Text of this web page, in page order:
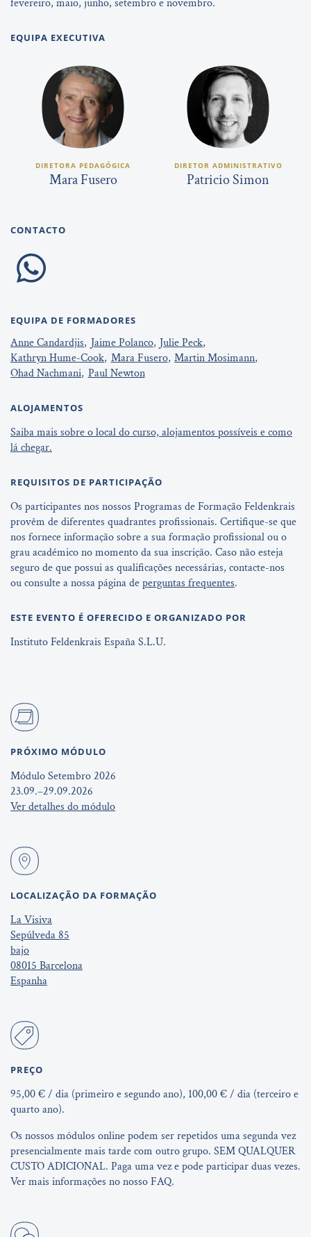
fevereiro, maio, junho, setembro e novembro.
EQUIPA EXECUTIVA
DIRETORA PEDAGÓGICA
Mara Fusero
DIRETOR ADMINISTRATIVO
Patricio Simon
CONTACTO
EQUIPA DE FORMADORES
Anne Candardjis Jaime Polanco Julie Peck
Kathryn Hume-Cook Mara Fusero Martin Mosimann
Ohad Nachmani Paul Newton
ALOJAMENTOS
Saiba mais sobre o local do curso, alojamentos possíveis e como
lá chegar.
REQUISITOS DE PARTICIPAÇÃO
Os participantes nos nossos Programas de Formação Feldenkrais
provêm de diferentes quadrantes profissionais. Certifique-se que
nos fornece informação sobre a sua formação profissional ou o
grau académico no momento da sua inscrição. Caso não esteja
seguro de que possui as qualificações necessárias, contacte-nos
ou consulte a nossa página deperguntas frequentes.
ESTE EVENTO É OFERECIDO E ORGANIZADO POR
Instituto Feldenkrais España S.L.U.
PRÓXIMO MÓDULO
Módulo Setembro 2026
23.09.–29.09.2026
Ver detalhes do módulo
LOCALIZAÇÃO DA FORMAÇÃO
La Visiva
Sepúlveda 85
bajo
08015 Barcelona
Espanha
PREÇO
95,00 € / dia (primeiro e segundo ano), 100,00 € / dia (terceiro e
quarto ano).
Os nossos módulos online podem ser repetidos uma segunda vez
presencialmente mais tarde com outro grupo. SEM QUALQUER
CUSTO ADICIONAL. Paga uma vez e pode participar duas vezes.
Ver mais informações no nosso FAQ.